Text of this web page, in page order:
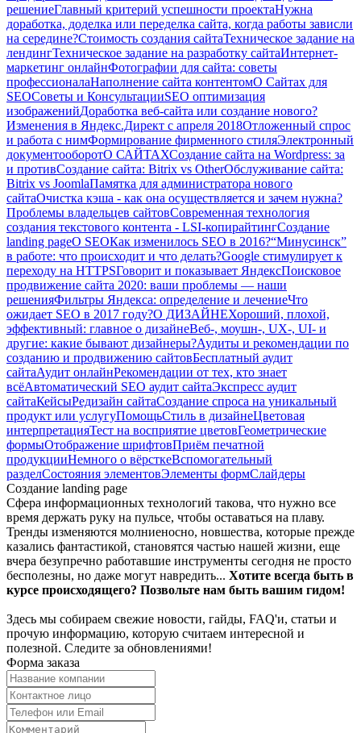
решениеГлавный критерий успешности проектаНужна
доработка, доделка или переделка сайта, когда работы зависли
на середине?Стоимость создания сайтаТехническое задание на
лендингТехническое задание на разработку сайтаИнтернет-
маркетинг онлайнФотографии для сайта: советы
профессионалаНаполнение сайта контентомО Сайтах для
SEOСоветы и КонсультацииSEO оптимизация
изображенийДоработка веб-сайта или создание нового?
Изменения в Яндекс.Директ с апреля 2018Отложенный спрос
и работа с нимФормирование фирменного стиляЭлектронный
документооборотО САЙТАХСоздание сайта на Wordpress: за
и противСоздание сайта: Bitrix vs OtherОбслуживание сайта:
Bitrix vs JoomlaПамятка для администратора нового
сайтаОчистка кэша - как она осуществляется и зачем нужна?
Проблемы владельцев сайтовСовременная технология
создания текстового контента - LSI-копирайтингСоздание
landing pageО SEOКак изменилось SEO в 2016?“Минусинск”
в работе: что происходит и что делать?Google стимулирует к
переходу на HTTPSГоворит и показывает ЯндексПоисковое
продвижение сайта 2020: ваши проблемы — наши
решенияФильтры Яндекса: определение и лечениеЧто
ожидает SEO в 2017 году?О ДИЗАЙНЕХороший, плохой,
эффективный: главное о дизайнеВеб-, моушн-, UX-, UI- и
другие: какие бывают дизайнеры?Аудиты и рекомендации по
созданию и продвижению сайтовБесплатный аудит
сайтаАудит онлайнРекомендации от тех, кто знает
всёАвтоматический SEO аудит сайтаЭкспресс аудит
сайтаКейсыРедизайн сайтаСоздание спроса на уникальный
продукт или услугуПомощьСтиль в дизайнеЦветовая
интерпретацияТест на восприятие цветовГеометрические
формыОтображение шрифтовПриём печатной
продукцииНемного о вёрсткеВспомогательный
разделСостояния элементовЭлементы формСлайдеры
Создание landing page
Сфера информационных технологий такова, что нужно все
время держать руку на пульсе, чтобы оставаться на плаву.
Тренды изменяются молниеносно, новшества, которые прежде
казались фантастикой, становятся частью нашей жизни, еще
вчера безупречно работавшие инструменты сегодня не просто
бесполезны, но даже могут навредить... Хотите всегда быть в
курсе происходящего? Позвольте нам быть вашим гидом!
Здесь мы собираем свежие новости, гайды, FAQ'и, статьи и
прочую информацию, которую считаем интересной и
полезной. Следите за обновлениями!
Форма заказа